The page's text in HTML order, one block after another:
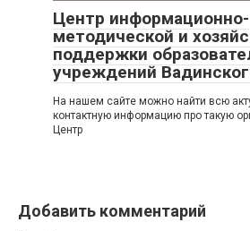
Центр информационно-
методической и
поддержки
учреждений
На нашем сайте можно найти всю
контактную информацию про такую
Центр
Добавить комментарий